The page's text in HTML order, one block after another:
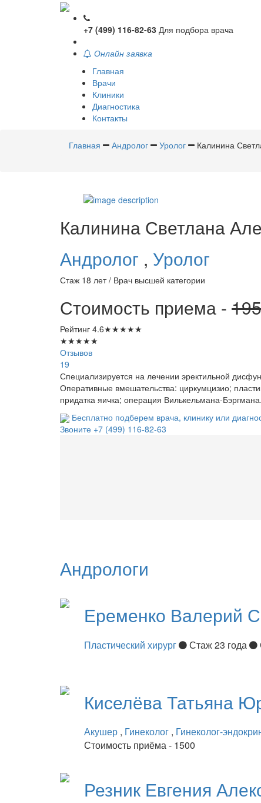
+7 (499) 116-82-63 Для подбора врача
Онлайн заявка
Главная
Врачи
Клиники
Диагностика
Контакты
Главная Андролог Уролог Калинина
Калинина Светлана
Андролог , Уролог
Стаж 18 лет / Врач высшей категории
Стоимость приема -
Рейтинг 4.6★★★★★
★★★★★
Отзывов
19
Специализируется на лечении эректильной
Оперативные вмешательства: циркумцизио;
придатка яичка; операция Вилькельмана-Бэргмана.
Бесплатно подберем врача, клинику или
Звоните +7 (499) 116-82-63
Андрологи
Еременко Валерий
Пластический хирург Стаж 23 года
КиселёваТатьяна
Акушер , Гинеколог , Гинеколог-
Стоимость приёма - 1500
Резник Евгения